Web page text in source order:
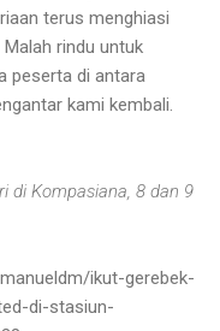
terus menghiasi
rindu untuk
peserta di antara
kami kembali.
di Kompasiana, 8 dan 9
ikut-gerebek-
di-stasiun-